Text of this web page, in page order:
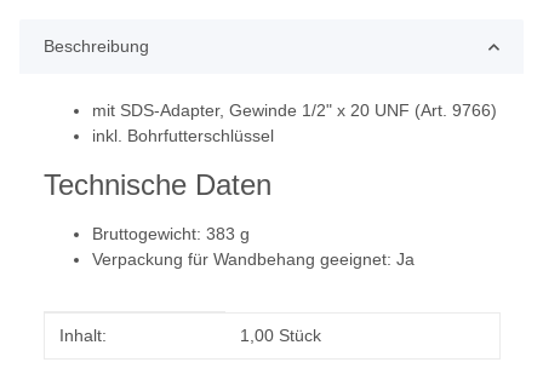
Beschreibung
mit SDS-Adapter, Gewinde 1/2" x 20 UNF (Art. 9766)
inkl. Bohrfutterschlüssel
Technische Daten
Bruttogewicht: 383 g
Verpackung für Wandbehang geeignet: Ja
Produkteigenschaft
Wert
Inhalt: 1,00 Stück